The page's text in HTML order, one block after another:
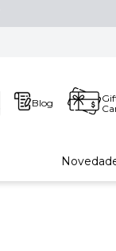
Blog